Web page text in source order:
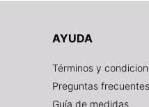
AYUDA
Términos y
Preguntas frecuentes
Guía de medidas